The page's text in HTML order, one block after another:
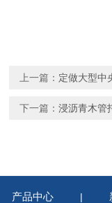
上一篇： 定做大型中
下一篇： 浸沥青木管
产品中心 |